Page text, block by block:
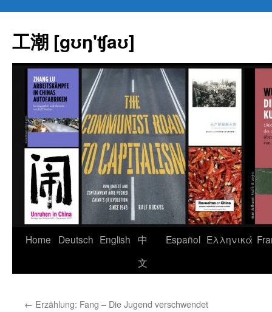
content
工潮 [gʊŋ'ʧaʊ]
Home Deutsch English
中
文
Español Eλληνικά
← Erzählung: Fang – Die Jugend verschwendet